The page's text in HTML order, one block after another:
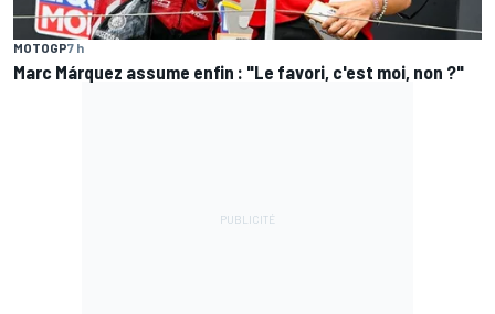
MOTOGP7 h
Marc Márquez assume enfin : "Le favori, c'est moi, non ?"